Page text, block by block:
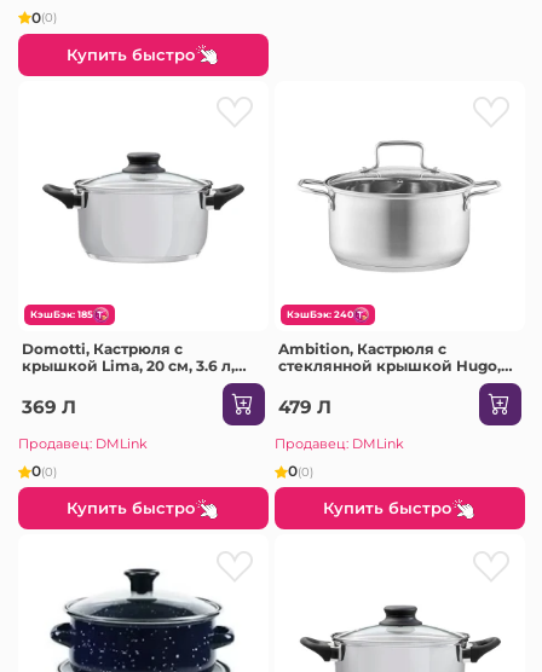
0(0)
Купить быстро
КэшБэк: 185
Domotti, Кастрюля с
крышкой Lima, 20 см, 3.6 л,
закаленное стекло
369 Л
Продавец: DMLink
0(0)
Купить быстро
КэшБэк: 240
Ambition, Кастрюля с
стеклянной крышкой Hugo,
20 см, 3 л, нержавеющая сталь
Sodolime
479 Л
Продавец: DMLink
0(0)
Купить быстро